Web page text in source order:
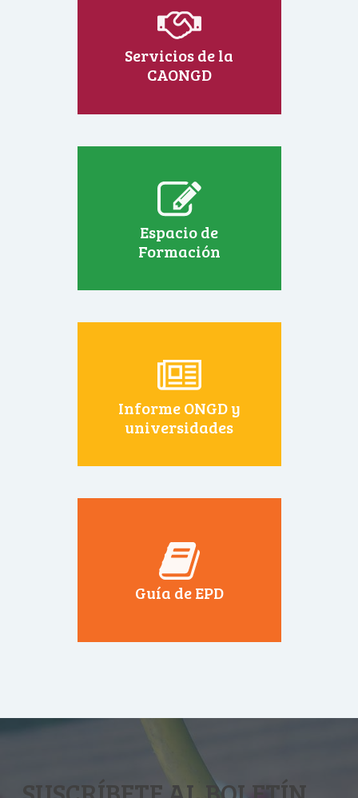
Junta
de
Andalucía
para
el
año”
Servicios de la
CAONGD
Espacio de
Formación
Informe ONGD y
universidades
Guía de EPD